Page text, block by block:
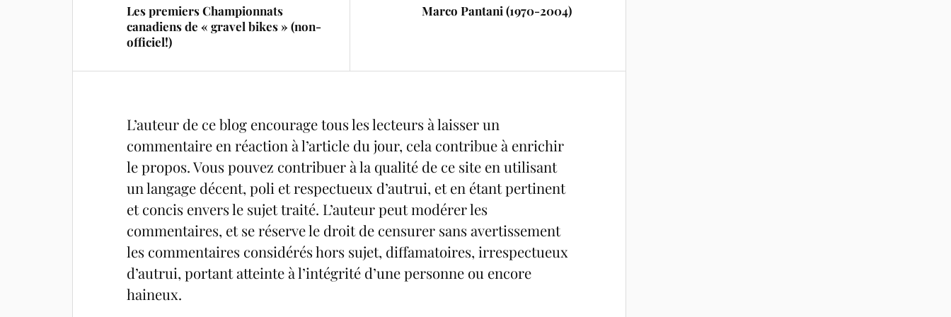
Les premiers Championnats
canadiens de « gravel bikes » (non-
officiel!)
Marco Pantani (1970-2004)
L’auteur de ce blog encourage tous les lecteurs à laisser un
commentaire en réaction à l’article du jour, cela contribue à enrichir
le propos. Vous pouvez contribuer à la qualité de ce site en utilisant
un langage décent, poli et respectueux d’autrui, et en étant pertinent
et concis envers le sujet traité. L’auteur peut modérer les
commentaires, et se réserve le droit de censurer sans avertissement
les commentaires considérés hors sujet, diffamatoires, irrespectueux
d’autrui, portant atteinte à l’intégrité d’une personne ou encore
haineux.